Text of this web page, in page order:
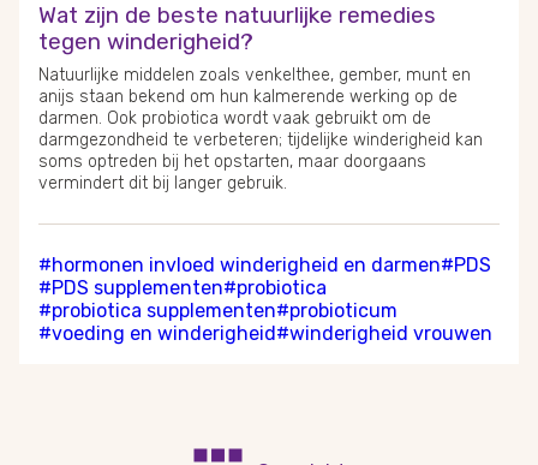
Wat zijn de beste natuurlijke remedies
tegen winderigheid?
Natuurlijke middelen zoals venkelthee, gember, munt en
anijs staan bekend om hun kalmerende werking op de
darmen. Ook probiotica wordt vaak gebruikt om de
darmgezondheid te verbeteren; tijdelijke winderigheid kan
soms optreden bij het opstarten, maar doorgaans
vermindert dit bij langer gebruik.
#hormonen invloed winderigheid en darmen#PDS
#PDS supplementen#probiotica
#probiotica supplementen#probioticum
#voeding en winderigheid#winderigheid vrouwen